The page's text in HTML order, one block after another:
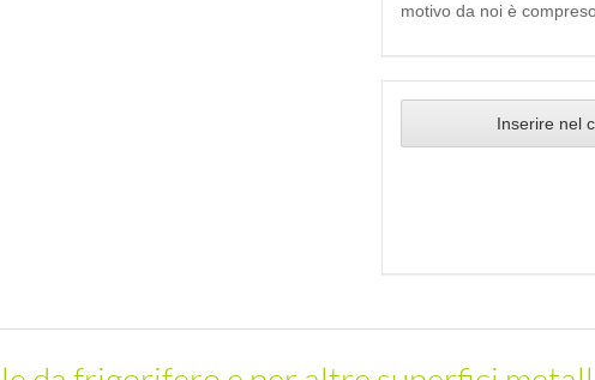
motivo da noi è
Inserire nel